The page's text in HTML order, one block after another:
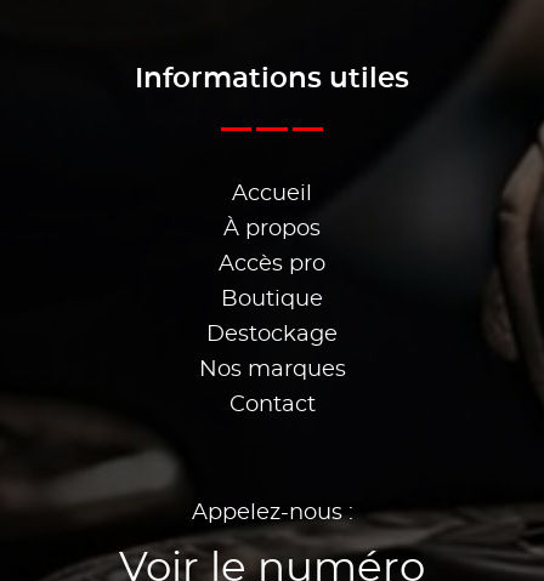
Informations utiles
Accueil
À propos
Accès pro
Boutique
Destockage
Nos marques
Contact
Appelez-nous :
Voir le numéro